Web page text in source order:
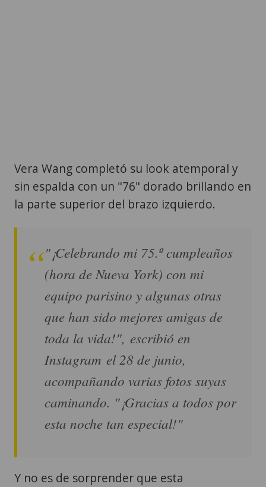
Vera Wang completó su look atemporal y
sin espalda con un "76" dorado brillando en
la parte superior del brazo izquierdo.
"¡Celebrando mi 75.º cumpleaños
(hora de Nueva York) con mi
equipo parisino y algunas otras
que han sido mejores amigas de
toda la vida!", escribió en
Instagram el 28 de junio,
acompañando varias fotos suyas
caminando. "¡Gracias a todos por
esta noche tan especial!"
Y no es de sorprender que esta